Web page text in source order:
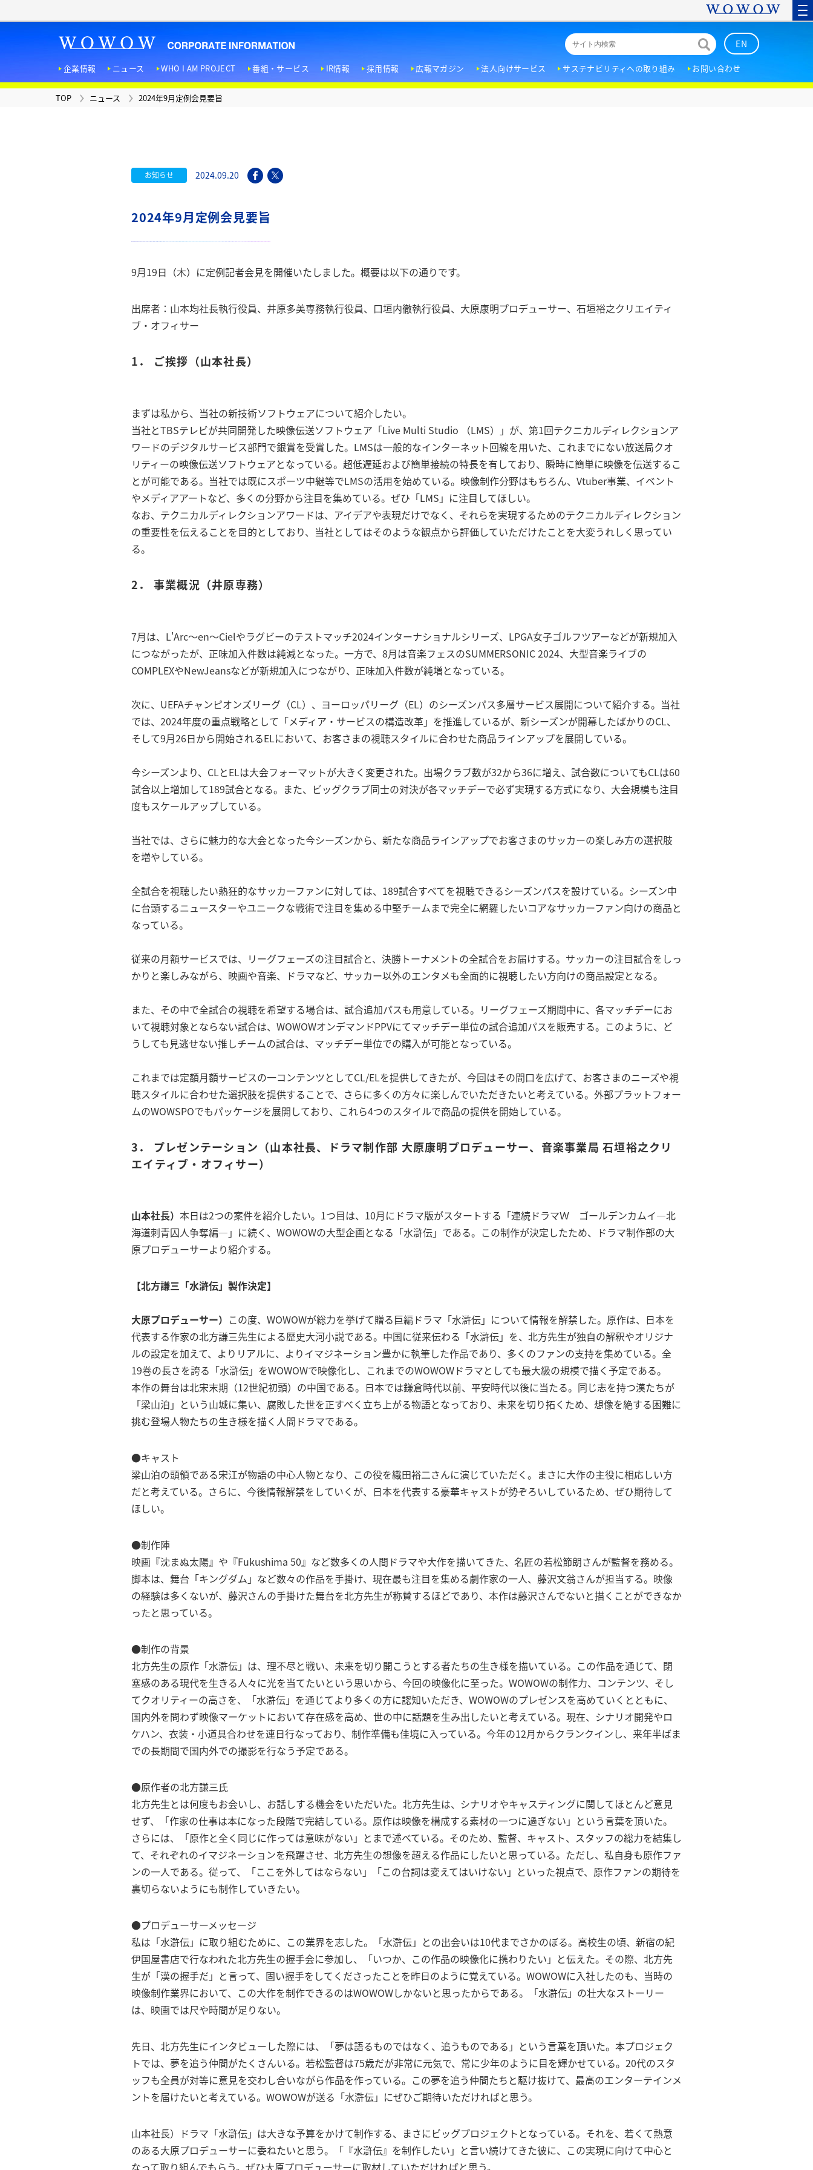
企業情報 ニュース WHO I AM PROJECT 番組・サービス IR情報 採用情報 広報マガジン 法人向けサービス サステナビリティへの取り組み お問い合わせ
EN
TOP
役員紹介
沿革
夢中のトビラボ
ニュース
WHO I AM PROJECT
WOWOW FILMS
＜IR資料室＞
IRカレンダー
＜その他IR関連情報＞
キャリア採用
DEI
環境への取り組み
お問い合わせ
広報マガジン
TOP ニュース 2024年9月定例会見要旨
お知らせ 2024.09.20
2024年9月定例会見要旨
9月19日（木）に定例記者会見を開催いたしました。概要は以下の通りです。
出席者：山本均社長執行役員、井原多美専務執行役員、口垣内徹執行役員、大原康明プロデューサー、石垣裕之クリエイティ
ブ・オフィサー
1． ご挨拶（山本社長）
まずは私から、当社の新技術ソフトウェアについて紹介したい。
当社とTBSテレビが共同開発した映像伝送ソフトウェア「Live Multi Studio （LMS）」が、第1回テクニカルディレクションア
ワードのデジタルサービス部門で銀賞を受賞した。LMSは一般的なインターネット回線を用いた、これまでにない放送局クオ
リティーの映像伝送ソフトウェアとなっている。超低遅延および簡単接続の特長を有しており、瞬時に簡単に映像を伝送するこ
とが可能である。当社では既にスポーツ中継等でLMSの活用を始めている。映像制作分野はもちろん、Vtuber事業、イベント
やメディアアートなど、多くの分野から注目を集めている。ぜひ「LMS」に注目してほしい。
なお、テクニカルディレクションアワードは、アイデアや表現だけでなく、それらを実現するためのテクニカルディレクション
の重要性を伝えることを目的としており、当社としてはそのような観点から評価していただけたことを大変うれしく思ってい
る。
2． 事業概況（井原専務）
7月は、L'Arc～en～Cielやラグビーのテストマッチ2024インターナショナルシリーズ、LPGA女子ゴルフツアーなどが新規加入
につながったが、正味加入件数は純減となった。一方で、8月は音楽フェスのSUMMERSONIC 2024、大型音楽ライブの
COMPLEXやNewJeansなどが新規加入につながり、正味加入件数が純増となっている。
次に、UEFAチャンピオンズリーグ（CL）、ヨーロッパリーグ（EL）のシーズンパス多層サービス展開について紹介する。当社
では、2024年度の重点戦略として「メディア・サービスの構造改革」を推進しているが、新シーズンが開幕したばかりのCL、
そして9月26日から開始されるELにおいて、お客さまの視聴スタイルに合わせた商品ラインアップを展開している。
今シーズンより、CLとELは大会フォーマットが大きく変更された。出場クラブ数が32から36に増え、試合数についてもCLは60
試合以上増加して189試合となる。また、ビッグクラブ同士の対決が各マッチデーで必ず実現する方式になり、大会規模も注目
度もスケールアップしている。
当社では、さらに魅力的な大会となった今シーズンから、新たな商品ラインアップでお客さまのサッカーの楽しみ方の選択肢
を増やしている。
全試合を視聴したい熱狂的なサッカーファンに対しては、189試合すべてを視聴できるシーズンパスを設けている。シーズン中
に台頭するニュースターやユニークな戦術で注目を集める中堅チームまで完全に網羅したいコアなサッカーファン向けの商品と
なっている。
従来の月額サービスでは、リーグフェーズの注目試合と、決勝トーナメントの全試合をお届けする。サッカーの注目試合をしっ
かりと楽しみながら、映画や音楽、ドラマなど、サッカー以外のエンタメも全面的に視聴したい方向けの商品設定となる。
また、その中で全試合の視聴を希望する場合は、試合追加パスも用意している。リーグフェーズ期間中に、各マッチデーにお
いて視聴対象とならない試合は、WOWOWオンデマンドPPVにてマッチデー単位の試合追加パスを販売する。このように、ど
うしても見逃せない推しチームの試合は、マッチデー単位での購入が可能となっている。
これまでは定額月額サービスの一コンテンツとしてCL/ELを提供してきたが、今回はその間口を広げて、お客さまのニーズや視
聴スタイルに合わせた選択肢を提供することで、さらに多くの方々に楽しんでいただきたいと考えている。外部プラットフォー
ムのWOWSPOでもパッケージを展開しており、これら4つのスタイルで商品の提供を開始している。
3． プレゼンテーション（山本社長、ドラマ制作部 大原康明プロデューサー、音楽事業局 石垣裕之クリ
エイティブ・オフィサー）
山本社長） 本日は2つの案件を紹介したい。1つ目は、10月にドラマ版がスタートする「連続ドラマＷ ゴールデンカムイ―北
海道刺青囚人争奪編―」に続く、WOWOWの大型企画となる「水滸伝」である。この制作が決定したため、ドラマ制作部の大
原プロデューサーより紹介する。
【北方謙三「水滸伝」製作決定】
大原プロデューサー） この度、WOWOWが総力を挙げて贈る巨編ドラマ「水滸伝」について情報を解禁した。原作は、日本を
代表する作家の北方謙三先生による歴史大河小説である。中国に従来伝わる「水滸伝」を、北方先生が独自の解釈やオリジナ
ルの設定を加えて、よりリアルに、よりイマジネーション豊かに執筆した作品であり、多くのファンの支持を集めている。全
19巻の長さを誇る「水滸伝」をWOWOWで映像化し、これまでのWOWOWドラマとしても最大級の規模で描く予定である。
本作の舞台は北宋末期（12世紀初頭）の中国である。日本では鎌倉時代以前、平安時代以後に当たる。同じ志を持つ漢たちが
「梁山泊」という山城に集い、腐敗した世を正すべく立ち上がる物語となっており、未来を切り拓くため、想像を絶する困難に
挑む登場人物たちの生き様を描く人間ドラマである。
●キャスト
梁山泊の頭領である宋江が物語の中心人物となり、この役を織田裕二さんに演じていただく。まさに大作の主役に相応しい方
だと考えている。さらに、今後情報解禁をしていくが、日本を代表する豪華キャストが勢ぞろいしているため、ぜひ期待して
ほしい。
●制作陣
映画『沈まぬ太陽』や『Fukushima 50』など数多くの人間ドラマや大作を描いてきた、名匠の若松節朗さんが監督を務める。
脚本は、舞台「キングダム」など数々の作品を手掛け、現在最も注目を集める劇作家の一人、藤沢文翁さんが担当する。映像
の経験は多くないが、藤沢さんの手掛けた舞台を北方先生が称賛するほどであり、本作は藤沢さんでないと描くことができなか
ったと思っている。
●制作の背景
北方先生の原作「水滸伝」は、理不尽と戦い、未来を切り開こうとする者たちの生き様を描いている。この作品を通じて、閉
塞感のある現代を生きる人々に光を当てたいという思いから、今回の映像化に至った。WOWOWの制作力、コンテンツ、そし
てクオリティーの高さを、「水滸伝」を通じてより多くの方に認知いただき、WOWOWのプレゼンスを高めていくとともに、
国内外を問わず映像マーケットにおいて存在感を高め、世の中に話題を生み出したいと考えている。現在、シナリオ開発やロ
ケハン、衣装・小道具合わせを連日行なっており、制作準備も佳境に入っている。今年の12月からクランクインし、来年半ばま
での長期間で国内外での撮影を行なう予定である。
●原作者の北方謙三氏
北方先生とは何度もお会いし、お話しする機会をいただいた。北方先生は、シナリオやキャスティングに関してほとんど意見
せず、「作家の仕事は本になった段階で完結している。原作は映像を構成する素材の一つに過ぎない」という言葉を頂いた。
さらには、「原作と全く同じに作っては意味がない」とまで述べている。そのため、監督、キャスト、スタッフの総力を結集し
て、それぞれのイマジネーションを飛躍させ、北方先生の想像を超える作品にしたいと思っている。ただし、私自身も原作ファ
ンの一人である。従って、「ここを外してはならない」「この台詞は変えてはいけない」といった視点で、原作ファンの期待を
裏切らないようにも制作していきたい。
●プロデューサーメッセージ
私は「水滸伝」に取り組むために、この業界を志した。「水滸伝」との出会いは10代までさかのぼる。高校生の頃、新宿の紀
伊国屋書店で行なわれた北方先生の握手会に参加し、「いつか、この作品の映像化に携わりたい」と伝えた。その際、北方先
生が「漢の握手だ」と言って、固い握手をしてくださったことを昨日のように覚えている。WOWOWに入社したのも、当時の
映像制作業界において、この大作を制作できるのはWOWOWしかないと思ったからである。「水滸伝」の壮大なストーリー
は、映画では尺や時間が足りない。
先日、北方先生にインタビューした際には、「夢は語るものではなく、追うものである」という言葉を頂いた。本プロジェク
トでは、夢を追う仲間がたくさんいる。若松監督は75歳だが非常に元気で、常に少年のように目を輝かせている。20代のスタ
ッフも全員が対等に意見を交わし合いながら作品を作っている。この夢を追う仲間たちと駆け抜けて、最高のエンターテインメ
ントを届けたいと考えている。WOWOWが送る「水滸伝」にぜひご期待いただければと思う。
山本社長）ドラマ「水滸伝」は大きな予算をかけて制作する、まさにビッグプロジェクトとなっている。それを、若くて熱意
のある大原プロデューサーに委ねたいと思う。「『水滸伝』を制作したい」と言い続けてきた彼に、この実現に向けて中心と